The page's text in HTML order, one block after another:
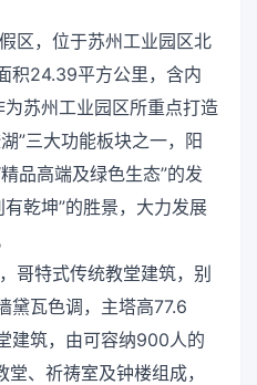
区，位于苏州工业园区北
积24.39平方公里，含内
苏州工业园区所重点打造
”三大功能板块之一，阳
品高端及绿色生态”的发
有乾坤”的胜景，大力发展
哥特式传统教堂建筑，别
黛瓦色调，主塔高77.6
建筑，由可容纳900人的
、祈祷室及钟楼组成，